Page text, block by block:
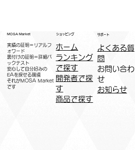
MOSA Market
実績の証明＝リアルフ
ォワード
裏付けの証明＝詳細バ
ックテスト
安心して自分好みの
EAを探せる環境
​それがMOSA Market
です
ショッピング
ホーム
ランキング
で探す
開発者で探
す
商品で探す
サポート
よくある質
問
お問い合わ
せ
お知らせ